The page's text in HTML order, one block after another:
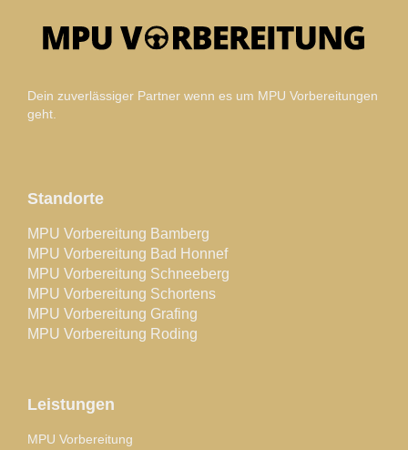
Dein zuverlässiger Partner wenn es um MPU Vorbereitungen
geht.
Standorte
MPU Vorbereitung Bamberg
MPU Vorbereitung Bad Honnef
MPU Vorbereitung Schneeberg
MPU Vorbereitung Schortens
MPU Vorbereitung Grafing
MPU Vorbereitung Roding
Leistungen
MPU Vorbereitung